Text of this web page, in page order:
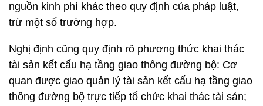
nguồn kinh phí khác theo quy định của pháp luật,
trừ một số trường hợp.
Nghị định cũng quy định rõ phương thức khai thác
tài sản kết cấu hạ tầng giao thông đường bộ: Cơ
quan được giao quản lý tài sản kết cấu hạ tầng giao
thông đường bộ trực tiếp tổ chức khai thác tài sản;